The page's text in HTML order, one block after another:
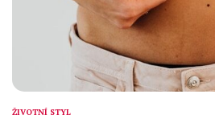
ŽIVOTNÍ STYL